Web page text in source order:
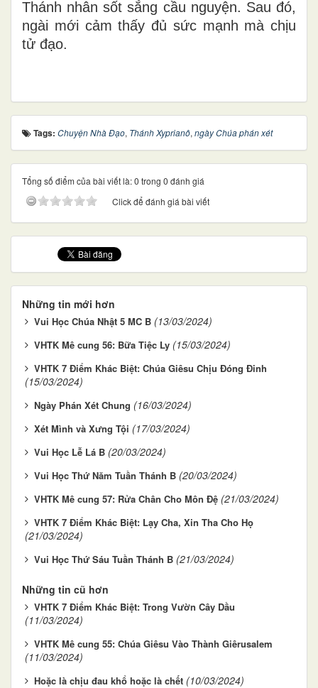
Thánh nhân sốt sắng cầu nguyện. Sau đó,
ngài mới cảm thấy đủ sức mạnh mà chịu
tử đạo.
Tags: Chuyện Nhà Đạo, Thánh Xyprianô, ngày Chúa phán xét
Tổng số điểm của bài viết là: 0 trong 0 đánh giá
Click để đánh giá bài viết
Những tin mới hơn
Vui Học Chúa Nhật 5 MC B (13/03/2024)
VHTK ​​​​​​​Mê cung 56: Bữa Tiệc Ly (15/03/2024)
VHTK 7 Điểm Khác Biệt: Chúa Giêsu Chịu Đóng Đinh
(15/03/2024)
Ngày Phán Xét Chung (16/03/2024)
Xét Mình và Xưng Tội (17/03/2024)
Vui Học Lễ Lá B (20/03/2024)
Vui Học Thứ Năm Tuần Thánh B (20/03/2024)
VHTK Mê cung 57: Rửa Chân Cho Môn Đệ (21/03/2024)
VHTK 7 Điểm Khác Biệt: Lạy Cha, Xin Tha Cho Họ
(21/03/2024)
Vui Học Thứ Sáu Tuần Thánh B (21/03/2024)
Những tin cũ hơn
VHTK 7 Điểm Khác Biệt: Trong Vườn Cây Dầu
(11/03/2024)
VHTK Mê cung 55: Chúa Giêsu Vào Thành Giêrusalem
(11/03/2024)
Hoặc là chịu đau khổ hoặc là chết (10/03/2024)